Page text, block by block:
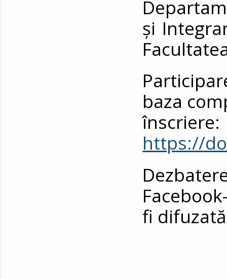
și
baza
înscriere:
https://
fi